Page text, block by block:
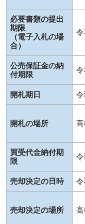
必要書類の提出
期限
（電子入札の場
合）
公売保証金の納
付期限
開札期日
開札の場所
買受代金納付期
限
売却決定の日時
売却決定の場所